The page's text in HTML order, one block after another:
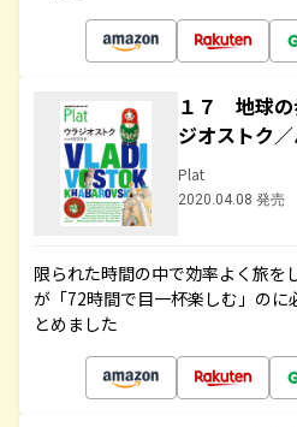
１７ 地球
ジオストク
Plat
2020.04.08 発売
限られた時間の中で効率よく旅を
が「72時間で目一杯楽しむ」のに
とめました